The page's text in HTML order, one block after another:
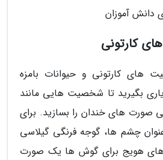
دانش آموزان
کارتونی
کارتونی و حیوانات بامزه
بگیرید تا شخصیت هایی مانند
صورت های خندان را بسازید. برای
چشم ها، گوجه فرنگی گیلاسی
های هویج برای گوش ها یک صورت